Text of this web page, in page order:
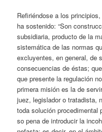
Refiriéndose a los
ha sostenido: “Son
subsidiaria, producto de la
sistemática de las normas
excluyentes, en general, de
consecuencias de éstas;
que presente la regulación
primera misión es la de
juez, legislador o tratadista,
toda solución procedimental
so pena de introducir la